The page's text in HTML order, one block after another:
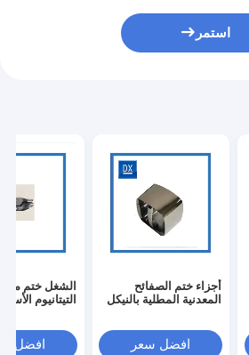
استمر
أجزاء ختم الصفائح
المعدنية المطلية بالنيكل
افضل سعر
الشغل ختم
التيتانيوم
افضل